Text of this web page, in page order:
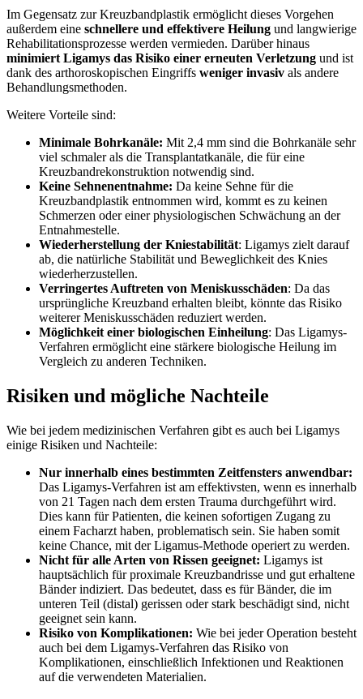
Im Gegensatz zur Kreuzbandplastik ermöglicht dieses Vorgehen
außerdem eine schnellere und effektivere Heilung und langwierige
Rehabilitationsprozesse werden vermieden. Darüber hinaus
minimiert Ligamys das Risiko einer erneuten Verletzung und ist
dank des arthoroskopischen Eingriffs weniger invasiv als andere
Behandlungsmethoden.
Weitere Vorteile sind:
Minimale Bohrkanäle: Mit 2,4 mm sind die Bohrkanäle sehr
viel schmaler als die Transplantatkanäle, die für eine
Kreuzbandrekonstruktion notwendig sind.
Keine Sehnenentnahme: Da keine Sehne für die
Kreuzbandplastik entnommen wird, kommt es zu keinen
Schmerzen oder einer physiologischen Schwächung an der
Entnahmestelle.
Wiederherstellung der Kniestabilität: Ligamys zielt darauf
ab, die natürliche Stabilität und Beweglichkeit des Knies
wiederherzustellen.
Verringertes Auftreten von Meniskusschäden: Da das
ursprüngliche Kreuzband erhalten bleibt, könnte das Risiko
weiterer Meniskusschäden reduziert werden.
Möglichkeit einer biologischen Einheilung: Das Ligamys-
Verfahren ermöglicht eine stärkere biologische Heilung im
Vergleich zu anderen Techniken.
Risiken und mögliche Nachteile
Wie bei jedem medizinischen Verfahren gibt es auch bei Ligamys
einige Risiken und Nachteile:
Nur innerhalb eines bestimmten Zeitfensters anwendbar:
Das Ligamys-Verfahren ist am effektivsten, wenn es innerhalb
von 21 Tagen nach dem ersten Trauma durchgeführt wird.
Dies kann für Patienten, die keinen sofortigen Zugang zu
einem Facharzt haben, problematisch sein. Sie haben somit
keine Chance, mit der Ligamus-Methode operiert zu werden.
Nicht für alle Arten von Rissen geeignet: Ligamys ist
hauptsächlich für proximale Kreuzbandrisse und gut erhaltene
Bänder indiziert. Das bedeutet, dass es für Bänder, die im
unteren Teil (distal) gerissen oder stark beschädigt sind, nicht
geeignet sein kann.
Risiko von Komplikationen: Wie bei jeder Operation besteht
auch bei dem Ligamys-Verfahren das Risiko von
Komplikationen, einschließlich Infektionen und Reaktionen
auf die verwendeten Materialien.